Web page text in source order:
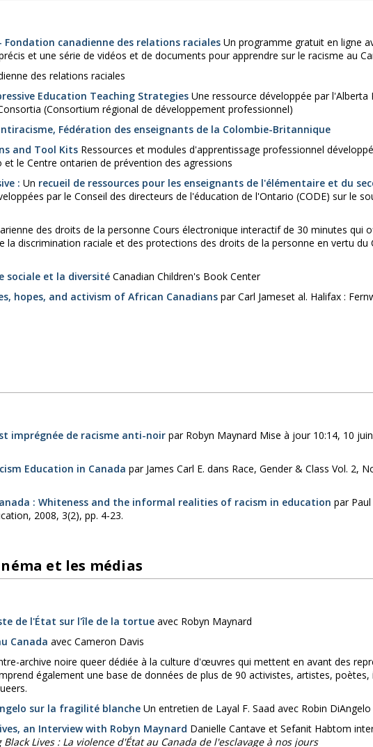
Fondation canadienne des relations raciales Un programme gratuit en ligne
et une série de vidéos et de documents pour apprendre sur le racisme au
des relations raciales
Education Teaching Strategies Une ressource développée par l'Alberta
(Consortium régional de développement professionnel)
Fédération des enseignants de la Colombie-Britannique
and Tool Kits Ressources et modules d'apprentissage professionnel
le Centre ontarien de prévention des agressions
: Un recueil de ressources pour les enseignants de l'élémentaire et du
par le Conseil des directeurs de l'éducation de l'Ontario (CODE) sur le
des droits de la personne Cours électronique interactif de 30 minutes qui
la discrimination raciale et des protections des droits de la personne en vertu du
sociale et la diversité Canadian Children's Book Center
hopes, and activism of African Canadians par Carl Jameset al. Halifax :
imprégnée de racisme anti-noir par Robyn Maynard Mise à jour 10:14, 10
Education in Canada par James Carl E. dans Race, Gender & Class Vol. 2,
: Whiteness and the informal realities of racism in education par
2008, 3(2), pp. 4-23.
et les médias
de l'État sur l'île de la tortue avec Robyn Maynard
Canada avec Cameron Davis
archive noire queer dédiée à la culture d'œuvres qui mettent en avant des
également une base de données de plus de 90 activistes, artistes, poètes,
sur la fragilité blanche Un entretien de Layal F. Saad avec Robin DiAngelo
an Interview with Robyn Maynard Danielle Cantave et Sefanit Habtom
Black Lives : La violence d'État au Canada de l'esclavage à nos jours